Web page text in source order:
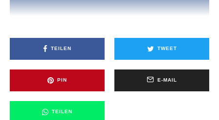
TEILEN TWEET
PIN E-MAIL
TEILEN